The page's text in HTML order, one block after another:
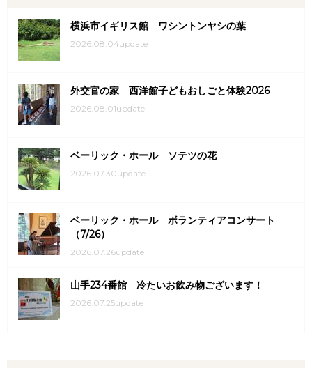
横浜市イギリス館 ワシントンヤシの葉
2026.08.04update
外交官の家 西洋館子どもおしごと体験2026
2026.08.01update
ベーリック・ホール ソテツの花
2026.07.30update
ベーリック・ホール ボランティアコンサート
（7/26）
2026.07.26update
山手234番館 冷たいお飲み物ございます！
2026.07.25update